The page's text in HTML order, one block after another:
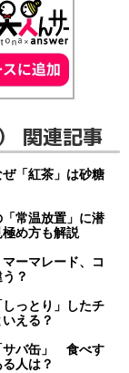
関連記事
「紅茶」は砂糖
常温放置」に潜
め方も解説
ーマレード、コ
？
っとり」したチ
える？
サバ缶」 食べす
人は？